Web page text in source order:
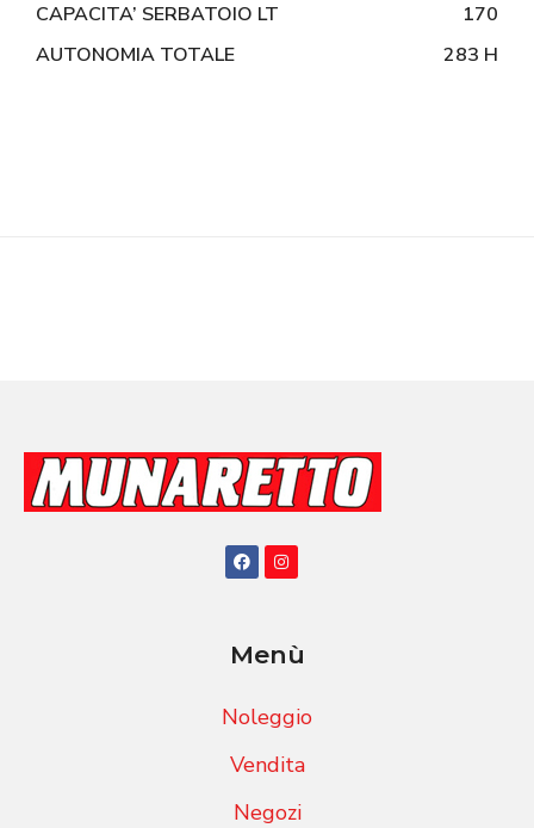
CAPACITA’ SERBATOIO LT
170
AUTONOMIA TOTALE
283 H
Menù
Noleggio
Vendita
Negozi